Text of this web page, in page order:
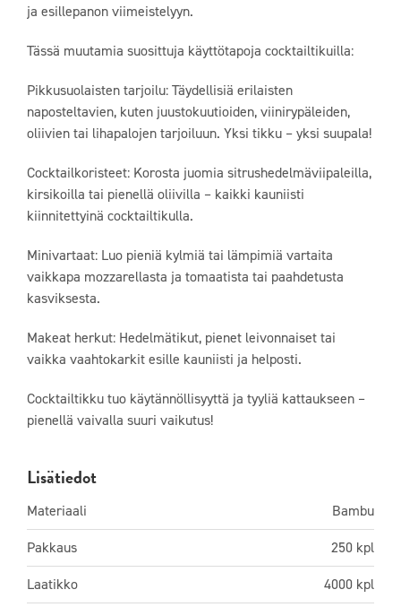
ja esillepanon viimeistelyyn.
Tässä muutamia suosittuja käyttötapoja cocktailtikuilla:
Pikkusuolaisten tarjoilu: Täydellisiä erilaisten
naposteltavien, kuten juustokuutioiden, viinirypäleiden,
oliivien tai lihapalojen tarjoiluun. Yksi tikku – yksi suupala!
Cocktailkoristeet: Korosta juomia sitrushedelmäviipaleilla,
kirsikoilla tai pienellä oliivilla – kaikki kauniisti
kiinnitettyinä cocktailtikulla.
Minivartaat: Luo pieniä kylmiä tai lämpimiä vartaita
vaikkapa mozzarellasta ja tomaatista tai paahdetusta
kasviksesta.
Makeat herkut: Hedelmätikut, pienet leivonnaiset tai
vaikka vaahtokarkit esille kauniisti ja helposti.
Cocktailtikku tuo käytännöllisyyttä ja tyyliä kattaukseen –
pienellä vaivalla suuri vaikutus!
Lisätiedot
Materiaali
Bambu
Pakkaus
250 kpl
Laatikko
4000 kpl